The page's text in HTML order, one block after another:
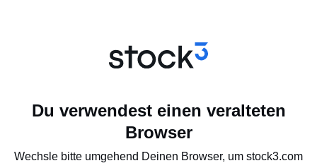
Du verwendest einen veralteten
Browser
Wechsle bitte umgehend Deinen Browser, um stock3.com